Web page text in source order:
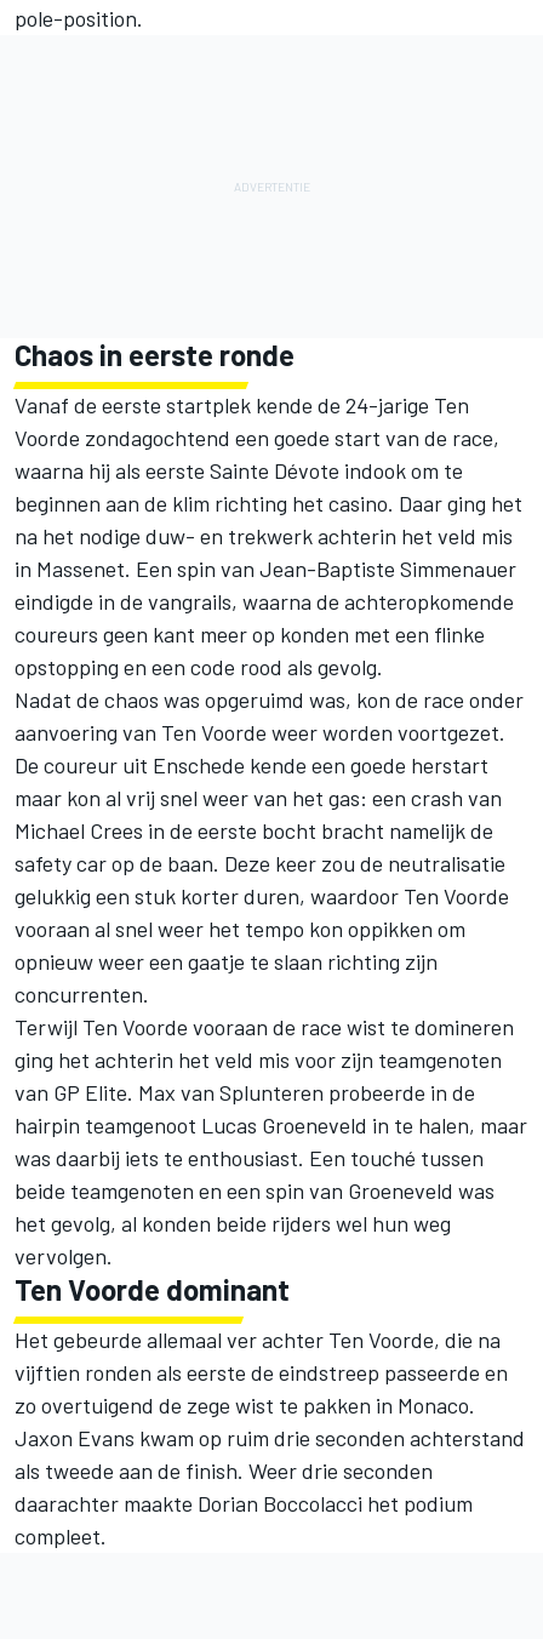
pole-position.
Chaos in eerste ronde
Vanaf de eerste startplek kende de 24-jarige Ten
Voorde zondagochtend een goede start van de race,
waarna hij als eerste Sainte Dévote indook om te
beginnen aan de klim richting het casino. Daar ging het
na het nodige duw- en trekwerk achterin het veld mis
in Massenet. Een spin van Jean-Baptiste Simmenauer
eindigde in de vangrails, waarna de achteropkomende
coureurs geen kant meer op konden met een flinke
opstopping en een code rood als gevolg.
Nadat de chaos was opgeruimd was, kon de race onder
aanvoering van Ten Voorde weer worden voortgezet.
De coureur uit Enschede kende een goede herstart
maar kon al vrij snel weer van het gas: een crash van
Michael Crees in de eerste bocht bracht namelijk de
safety car op de baan. Deze keer zou de neutralisatie
gelukkig een stuk korter duren, waardoor Ten Voorde
vooraan al snel weer het tempo kon oppikken om
opnieuw weer een gaatje te slaan richting zijn
concurrenten.
Terwijl Ten Voorde vooraan de race wist te domineren
ging het achterin het veld mis voor zijn teamgenoten
van GP Elite. Max van Splunteren probeerde in de
hairpin teamgenoot Lucas Groeneveld in te halen, maar
was daarbij iets te enthousiast. Een touché tussen
beide teamgenoten en een spin van Groeneveld was
het gevolg, al konden beide rijders wel hun weg
vervolgen.
Ten Voorde dominant
Het gebeurde allemaal ver achter Ten Voorde, die na
vijftien ronden als eerste de eindstreep passeerde en
zo overtuigend de zege wist te pakken in Monaco.
Jaxon Evans kwam op ruim drie seconden achterstand
als tweede aan de finish. Weer drie seconden
daarachter maakte Dorian Boccolacci het podium
compleet.